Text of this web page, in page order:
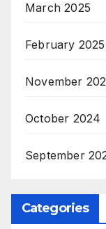
March 2025
February 2025
November
October 2024
September
Categories